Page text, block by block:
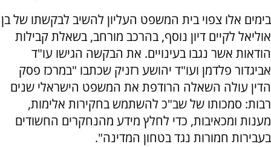
בימים אלו צפוי בית המשפט העליון להשיב לבקשתו של בן
אוליאל לקיים דיון נוסף, בהרכב מורחב, בשאלת קבילות
הודאות אשר נגבו בעינויים. את הבקשה הגישו עו"ד
אביגדור פלדמן ועו"ד יהושע רזניק שכתבו "במרכז פסק
הדין עולה השאלה הרודפת את המשפט הישראלי שנים
רבות: סמכותו של שב"כ להשתמש בחקירות אלימות,
מענות ומכאיבות, כדי לחלץ מידע מהנחקרים החשודים
בעבירות חמורות נגד בטחון המדינה".